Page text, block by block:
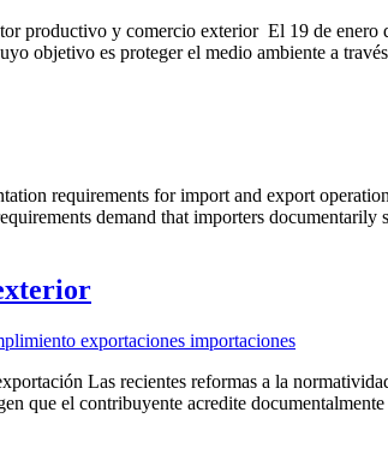
productivo y comercio exterior El 19 de
objetivo es proteger el medio ambiente a
requirements for import and export
demand that importers
Las recientes reformas a la
que el contribuyente acredite